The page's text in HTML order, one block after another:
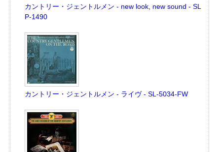
カントリー・ジェントルメン - new look, new sound - SL
P-1490
カントリー・ジェントルメン - ライヴ - SL-5034-FW